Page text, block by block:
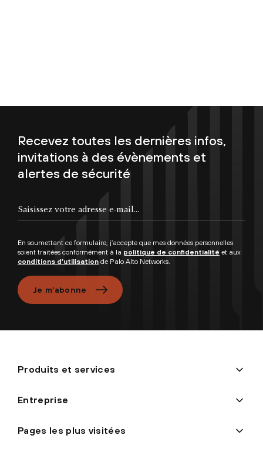
Recevez toutes les dernières infos,
invitations à des évènements et
alertes de sécurité
En soumettant ce formulaire, j’accepte que mes données personnelles
soient traitées conformément à la politique de confidentialité et aux
conditions d’utilisation de Palo Alto Networks.
Je m’abonne
Produits et services
Entreprise
Pages les plus visitées